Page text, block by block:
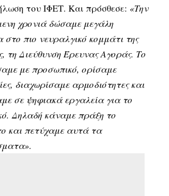
του ΙΦΕΤ. Και πρόσθεσε: «Την
χρονιά δώσαμε μεγάλη
στο πιο νευραλγικό κομμάτι της
τη Διεύθυνση Έρευνας Αγοράς. Το
με προσωπικό, ορίσαμε
διαχωρίσαμε αρμοδιότητες και
σε ψηφιακά εργαλεία για το
Δηλαδή κάναμε πράξη το
και πετύχαμε αυτά τα